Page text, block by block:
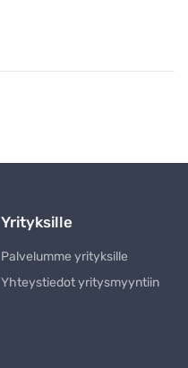
Yrityksille
Palvelumme yrityksille
Yhteystiedot yritysmyyntiin